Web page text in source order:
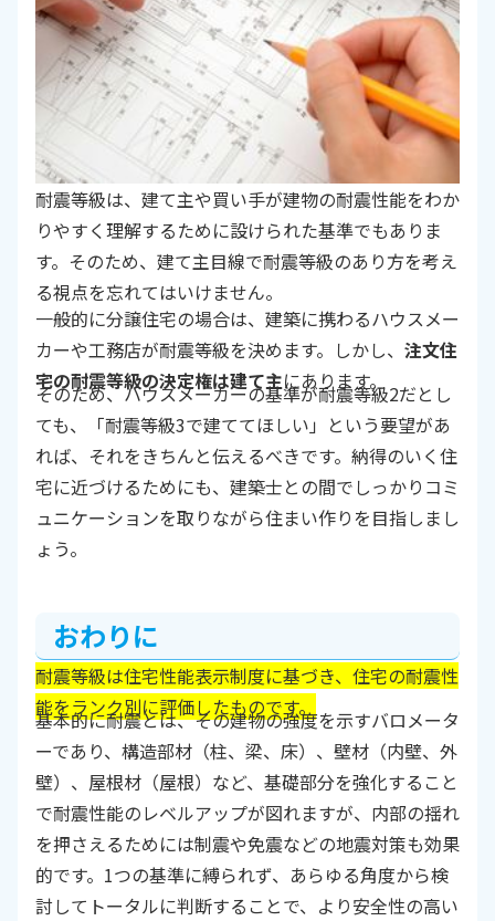
耐震等級は、建て主や買い手が建物の耐震性能をわか
りやすく理解するために設けられた基準でもありま
す。そのため、建て主目線で耐震等級のあり方を考え
る視点を忘れてはいけません。
一般的に分譲住宅の場合は、建築に携わるハウスメー
カーや工務店が耐震等級を決めます。しかし、 注文住
宅の耐震等級の決定権は建て主にあります。
そのため、ハウスメーカーの基準が耐震等級2だとし
ても、「耐震等級3で建ててほしい」という要望があ
れば、それをきちんと伝えるべきです。納得のいく住
宅に近づけるためにも、建築士との間でしっかりコミ
ュニケーションを取りながら住まい作りを目指しまし
ょう。
おわりに
耐震等級は住宅性能表示制度に基づき、住宅の耐震性
能をランク別に評価したものです。
基本的に耐震とは、その建物の強度を示すバロメータ
ーであり、構造部材（柱、梁、床）、壁材（内壁、外
壁）、屋根材（屋根）など、基礎部分を強化すること
で耐震性能のレベルアップが図れますが、内部の揺れ
を押さえるためには制震や免震などの地震対策も効果
的です。1つの基準に縛られず、あらゆる角度から検
討してトータルに判断することで、より安全性の高い